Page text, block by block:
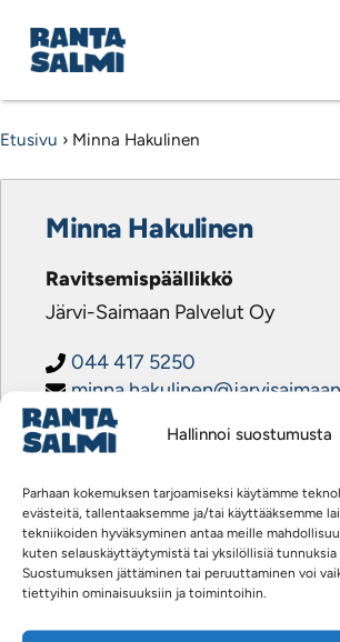
Hallinnoi suostumusta
Parhaan kokemuksen tarjoamiseksi käytämme
evästeitä, tallentaaksemme ja/tai käyttääksemme
tekniikoiden hyväksyminen antaa meille
kuten selauskäyttäytymistä tai yksilöllisiä tunnuksia
Suostumuksen jättäminen tai peruuttaminen voi
tiettyihin ominaisuuksiin ja toimintoihin.
Etusivu › Minna Hakulinen
Minna Hakulinen
Ravitsemispäällikkö
Järvi-Saimaan Palvelut Oy
044 417 5250